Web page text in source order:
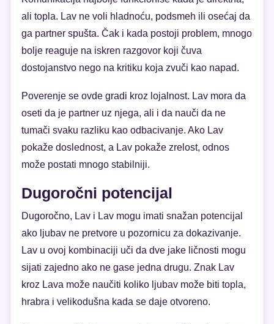
ali topla. Lav ne voli hladnoću, podsmeh ili osećaj da
ga partner spušta. Čak i kada postoji problem, mnogo
bolje reaguje na iskren razgovor koji čuva
dostojanstvo nego na kritiku koja zvuči kao napad.
Poverenje se ovde gradi kroz lojalnost. Lav mora da
oseti da je partner uz njega, ali i da nauči da ne
tumači svaku razliku kao odbacivanje. Ako Lav
pokaže doslednost, a Lav pokaže zrelost, odnos
može postati mnogo stabilniji.
Dugoročni potencijal
Dugoročno, Lav i Lav mogu imati snažan potencijal
ako ljubav ne pretvore u pozornicu za dokazivanje.
Lav u ovoj kombinaciji uči da dve jake ličnosti mogu
sijati zajedno ako ne gase jedna drugu. Znak Lav
kroz Lava može naučiti koliko ljubav može biti topla,
hrabra i velikodušna kada se daje otvoreno.